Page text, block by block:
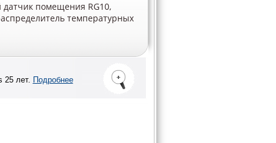
датчик помещения RG10,
температурных
25 лет. Подробнее